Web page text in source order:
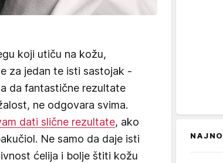
koji utiču na kožu,
za jedan te isti sastojak -
da fantastične rezultate
ne odgovara svima.
dati slične rezultate, ako
Ne samo da daje isti
ćelija i bolje štiti kožu